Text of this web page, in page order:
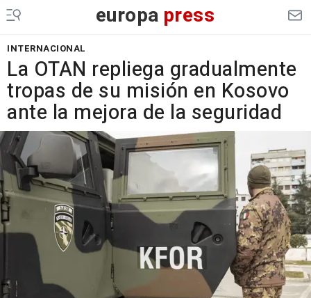
europa press
INTERNACIONAL
La OTAN repliega gradualmente
tropas de su misión en Kosovo
ante la mejora de la seguridad